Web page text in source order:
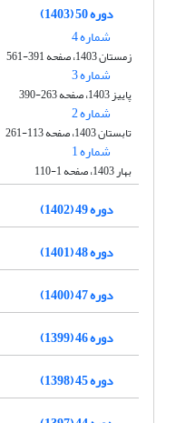
دوره 50 (1403)
شماره 4
زمستان 1403، صفحه 391-561
شماره 3
پاییز 1403، صفحه 263-390
شماره 2
تابستان 1403، صفحه 113-261
شماره 1
بهار 1403، صفحه 1-110
دوره 49 (1402)
دوره 48 (1401)
دوره 47 (1400)
دوره 46 (1399)
دوره 45 (1398)